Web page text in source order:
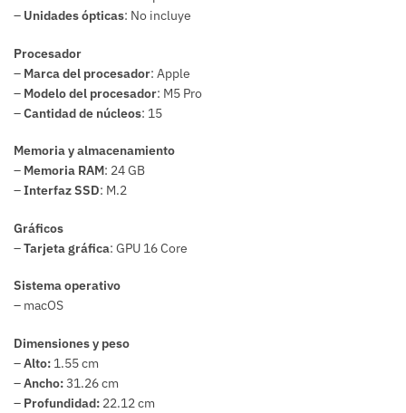
– Unidades ópticas: No incluye
Procesador
– Marca del procesador: Apple
– Modelo del procesador: M5 Pro
–Cantidad de núcleos: 15
Memoria y almacenamiento
– Memoria RAM: 24 GB
–Interfaz SSD: M.2
Gráficos
–Tarjeta gráfica: GPU 16 Core
Sistema operativo
– macOS
Dimensiones y peso
–Alto: 1.55 cm
–Ancho:31.26 cm
– Profundidad: 22.12 cm